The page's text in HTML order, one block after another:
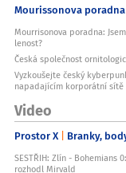
Mourissonova poradna
Mourrisonova poradna:
lenost?
Česká společnost
Vyzkoušejte český
napadajícím korporátní sítě
Video
Prostor X Branky,
SESTŘIH: Zlín -
rozhodl Mirvald